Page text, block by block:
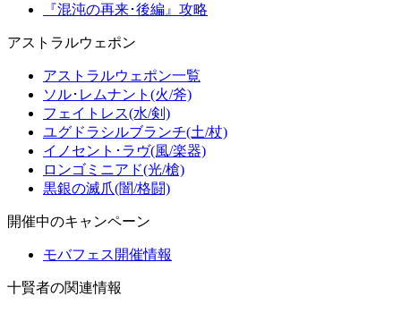
『混沌の再来･後編』攻略
アストラルウェポン
アストラルウェポン一覧
ソル･レムナント(火/斧)
フェイトレス(水/剣)
ユグドラシルブランチ(土/杖)
イノセント･ラヴ(風/楽器)
ロンゴミニアド(光/槍)
黒銀の滅爪(闇/格闘)
開催中のキャンペーン
モバフェス開催情報
十賢者の関連情報